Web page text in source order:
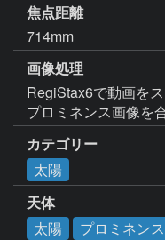
焦点距離
714mm
画像処理
RegiStax6で動画を
プロミネンス画像を
カテゴリー
太陽
天体
太陽
プロミネンス